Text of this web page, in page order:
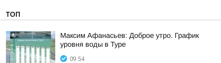
ТОП
Максим Афанасьев: Доброе утро. График
уровня воды в Туре
09:54